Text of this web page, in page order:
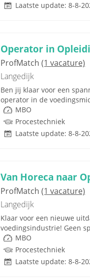
Laatste update: 8-8-
Operator in
ProfMatch (1 vacature)
Langedijk
Ben jij klaar voor een
operator in de
MBO
Procestechniek
Laatste update: 8-8-
Van Horeca naar
ProfMatch (1 vacature)
Langedijk
Klaar voor een nieuwe
voedingsindustrie! Geen
MBO
Procestechniek
Laatste update: 8-8-